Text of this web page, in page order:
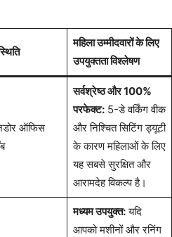
महिला उम्मीदवारों के लिए
उपयुक्तता विश्लेषण
ऑफिस
सर्वश्रेष्ठ और 100%
परफेक्ट:5-डे वर्किंग वीक
और निश्चित सिटिंग ड्यूटी
के कारण महिलाओं के लिए
यह सबसे सुरक्षित और
आरामदेह विकल्प है।
मध्यम उपयुक्त:यदि
आपको मशीनों और रनिंग